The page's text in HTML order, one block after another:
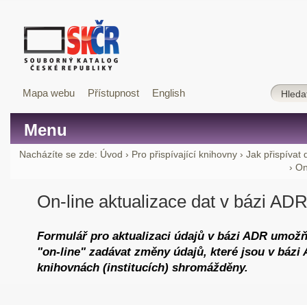
Mapa webu Přístupnost English
Menu
Nacházíte se zde: Úvod › Pro přispívající knihovny › Jak přispívat
›
On-line aktualizace dat v bázi
Formulář pro aktualizaci údajů v bázi ADR
"on-line" zadávat změny údajů, které jsou v bázi
knihovnách (institucích) shromážděny.